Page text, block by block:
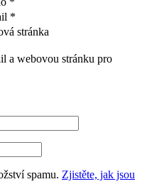
*
stránka
a webovou stránku pro
spamu. Zjistěte, jak jsou